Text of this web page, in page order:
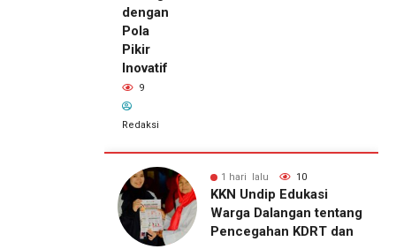
dengan
Pola
Pikir
Inovatif
9
Redaksi
1 hari lalu 9
KKN Undip Bekali
Pengelola BUMDes
Dalangan dengan Pola
1 hari lalu
Pemilik
Royal
Phone